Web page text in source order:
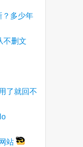
？多少年
不删文
了就回不
站